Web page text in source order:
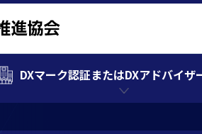
DXマーク認証またはDXアドバイザ